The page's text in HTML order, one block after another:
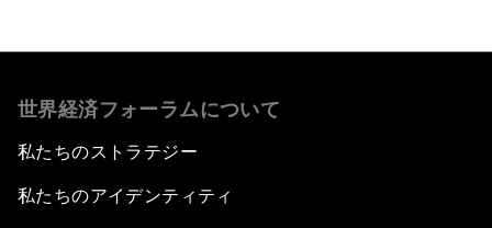
世界経済フォーラムについて
私たちのストラテジー
私たちのアイデンティティ